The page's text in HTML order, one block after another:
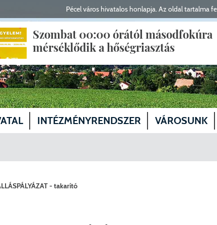
Pécel város hivatalos honlapja. Az oldal tartalma
Fejlesztési Bizottság
egységek
INTÉZMÉNYRENDSZER
Köznevelés, oktatás
VÁROSUNK
Szombat 00:00 órától másodfokúra
mérséklődik a hőségriasztás
- takarító